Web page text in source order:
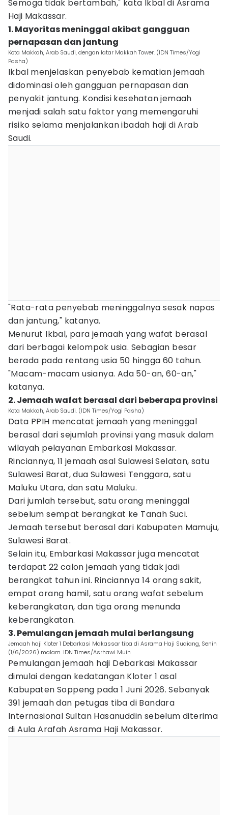
Semoga tidak bertambah," kata Ikbal di Asrama
Haji Makassar.
1. Mayoritas meninggal akibat gangguan
pernapasan dan jantung
Kota Makkah, Arab Saudi, dengan latar Makkah Tower. (IDN Times/Yogi
Pasha)
Ikbal menjelaskan penyebab kematian jemaah
didominasi oleh gangguan pernapasan dan
penyakit jantung. Kondisi kesehatan jemaah
menjadi salah satu faktor yang memengaruhi
risiko selama menjalankan ibadah haji di Arab
Saudi.
"Rata-rata penyebab meninggalnya sesak napas
dan jantung," katanya.
Menurut Ikbal, para jemaah yang wafat berasal
dari berbagai kelompok usia. Sebagian besar
berada pada rentang usia 50 hingga 60 tahun.
"Macam-macam usianya. Ada 50-an, 60-an,"
katanya.
2. Jemaah wafat berasal dari beberapa provinsi
Kota Makkah, Arab Saudi. (IDN Times/Yogi Pasha)
Data PPIH mencatat jemaah yang meninggal
berasal dari sejumlah provinsi yang masuk dalam
wilayah pelayanan Embarkasi Makassar.
Rinciannya, 11 jemaah asal Sulawesi Selatan, satu
Sulawesi Barat, dua Sulawesi Tenggara, satu
Maluku Utara, dan satu Maluku.
Dari jumlah tersebut, satu orang meninggal
sebelum sempat berangkat ke Tanah Suci.
Jemaah tersebut berasal dari Kabupaten Mamuju,
Sulawesi Barat.
Selain itu, Embarkasi Makassar juga mencatat
terdapat 22 calon jemaah yang tidak jadi
berangkat tahun ini. Rinciannya 14 orang sakit,
empat orang hamil, satu orang wafat sebelum
keberangkatan, dan tiga orang menunda
keberangkatan.
3. Pemulangan jemaah mulai berlangsung
Jemaah haji Kloter 1 Debarkasi Makassar tiba di Asrama Haji Sudiang, Senin
(1/6/2026) malam. IDN Times/Asrhawi Muin
Pemulangan jemaah haji Debarkasi Makassar
dimulai dengan kedatangan Kloter 1 asal
Kabupaten Soppeng pada 1 Juni 2026. Sebanyak
391 jemaah dan petugas tiba di Bandara
Internasional Sultan Hasanuddin sebelum diterima
di Aula Arafah Asrama Haji Makassar.